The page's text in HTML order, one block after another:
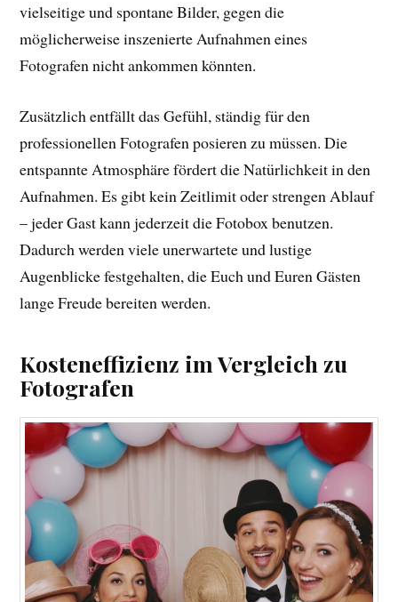
vielseitige und spontane Bilder, gegen die
möglicherweise inszenierte Aufnahmen eines
Fotografen nicht ankommen könnten.
Zusätzlich entfällt das Gefühl, ständig für den
professionellen Fotografen posieren zu müssen. Die
entspannte Atmosphäre fördert die Natürlichkeit in den
Aufnahmen. Es gibt kein Zeitlimit oder strengen Ablauf
– jeder Gast kann jederzeit die Fotobox benutzen.
Dadurch werden viele unerwartete und lustige
Augenblicke festgehalten, die Euch und Euren Gästen
lange Freude bereiten werden.
Kosteneffizienz im Vergleich zu
Fotografen